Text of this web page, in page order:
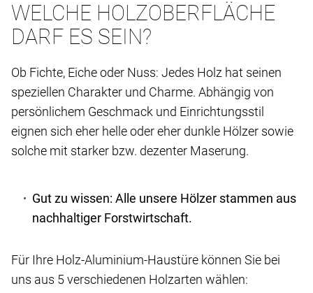
WELCHE HOLZOBERFLÄCHE
DARF ES SEIN?
Ob Fichte, Eiche oder Nuss: Jedes Holz hat seinen
speziellen Charakter und Charme. Abhängig von
persönlichem Geschmack und Einrichtungsstil
eignen sich eher helle oder eher dunkle Hölzer sowie
solche mit starker bzw. dezenter Maserung.
Gut zu wissen: Alle unsere Hölzer stammen aus
nachhaltiger Forstwirtschaft.
Für Ihre Holz-Aluminium-Haustüre können Sie bei
uns aus 5 verschiedenen Holzarten wählen: